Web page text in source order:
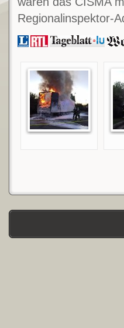
Regionalinspektor-